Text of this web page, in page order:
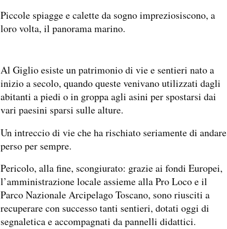
Piccole spiagge e calette da sogno impreziosiscono, a
loro volta, il panorama marino.
Al Giglio esiste un patrimonio di vie e sentieri nato a
inizio a secolo, quando queste venivano utilizzati dagli
abitanti a piedi o in groppa agli asini per spostarsi dai
vari paesini sparsi sulle alture.
Un intreccio di vie che ha rischiato seriamente di andare
perso per sempre.
Pericolo, alla fine, scongiurato: grazie ai fondi Europei,
l’amministrazione locale assieme alla Pro Loco e il
Parco Nazionale Arcipelago Toscano, sono riusciti a
recuperare con successo tanti sentieri, dotati oggi di
segnaletica e accompagnati da pannelli didattici.